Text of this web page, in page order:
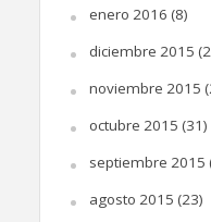
enero 2016 (8)
diciembre 2015
noviembre 2015
octubre 2015 (31)
septiembre 2015
agosto 2015 (23)